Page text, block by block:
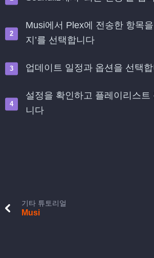
Musi에서 Plex에 전송한 항목
지’를 선택합니다
업데이트 일정과 옵션을 선택
설정을 확인하고 플레이리스트
니다
기타 튜토리얼
Musi